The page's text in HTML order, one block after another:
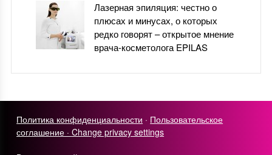
Лазерная эпиляция: честно о
плюсах и минусах, о которых
редко говорят – открытое мнение
врача-косметолога EPILAS
Политика конфиденциальности · Пользовательское
соглашение ·Change privacy settings